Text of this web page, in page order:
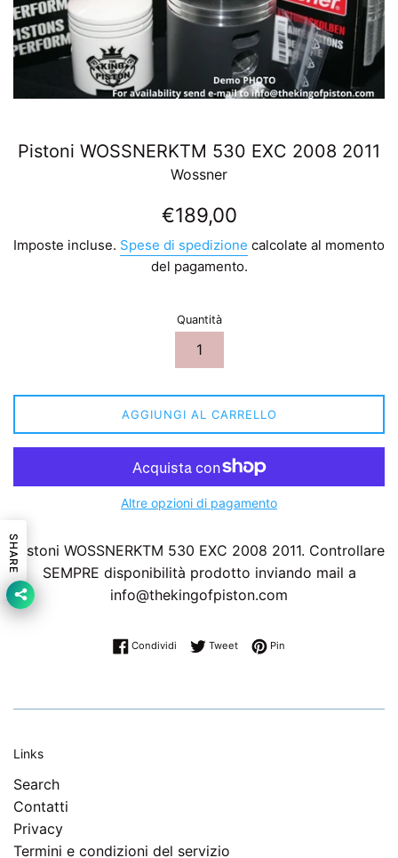
Pistoni WOSSNERKTM 530 EXC 2008 2011
Wossner
Prezzo
listino
€189,00
Imposte incluse. Spese di spedizione calcolate al momento
del pagamento.
Quantità
AGGIUNGI AL CARRELLO
Altre opzioni di pagamento
Pistoni WOSSNERKTM 530 EXC 2008 2011. Controllare
SEMPRE disponibilità prodotto inviando mail a
info@thekingofpiston.com
Condividi Condividi su Facebook
TweetTwitta su Twitter
Pin
Links
Search
Contatti
Privacy
Termini e condizioni del servizio
SHARE